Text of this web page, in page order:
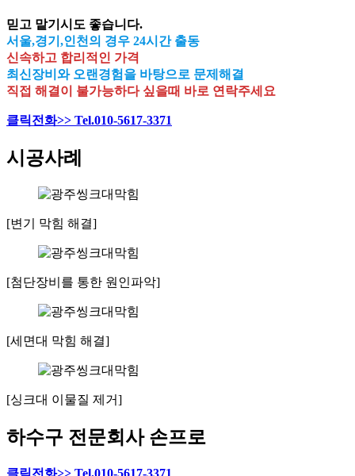
믿고 맡기시도 좋습니다.
서울,경기,인천의 경우 24시간 출동
신속하고 합리적인 가격
최신장비와 오랜경험을 바탕으로 문제해결
직접 해결이 불가능하다 싶을때 바로 연락주세요
클릭전화>> Tel.010-5617-3371
시공사례
[변기 막힘 해결]
[첨단장비를 통한 원인파악]
[세면대 막힘 해결]
[싱크대 이물질 제거]
하수구 전문회사 손프로
클릭전화>> Tel.010-5617-3371